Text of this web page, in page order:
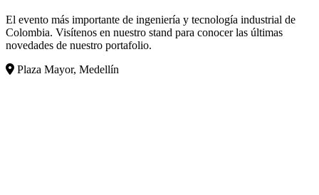
El evento más importante de ingeniería y tecnología industrial de
Colombia. Visítenos en nuestro stand para conocer las últimas
novedades de nuestro portafolio.
Plaza Mayor, Medellín